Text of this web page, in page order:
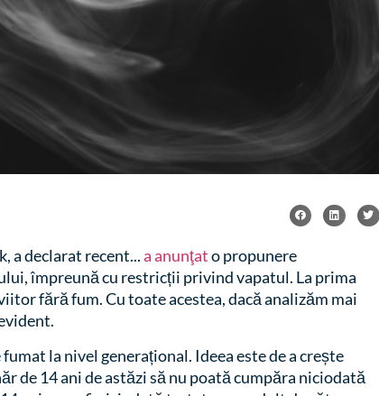
a declarat recent...a anunţato propunere
împreună cu restricții privind vapatul. La prima
fără fum. Cu toate acestea, dacă analizăm mai
la nivel generațional. Ideea este de a crește
de 14 ani de astăzi să nu poată cumpăra niciodată